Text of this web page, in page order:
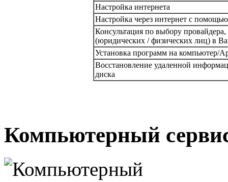
Настройка интернета
Настройка через интернет с
Консультация по выбору
(юридических / физических лиц) в
Установка программ на компьютер/
Восстановление удаленной
диска
Компьютерный